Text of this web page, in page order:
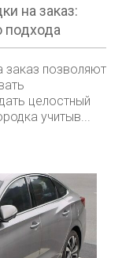
на заказ:
подхода
заказ позволяют
целостный
учитыв...